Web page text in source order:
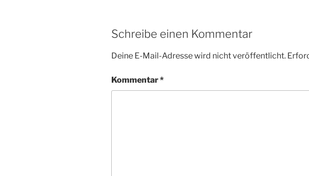
Schreibe einen Kommentar
Deine E-Mail-Adresse wird nicht veröffentlicht.
Kommentar*